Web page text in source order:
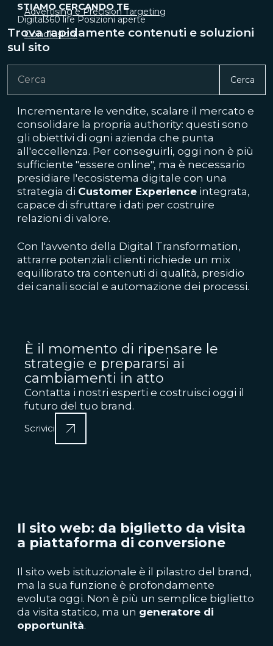
STIAMO CERCANDO TE
Digital360 life Posizioni aperte
Trova rapidamente contenuti e soluzioni
sul sito
Cerca
Advertising e Precision Targeting
Conclusioni
Incrementare le vendite, scalare il mercato e
consolidare la propria authority: questi sono
gli obiettivi di ogni azienda che punta
all'eccellenza. Per conseguirli, oggi non è più
sufficiente "essere online", ma è necessario
presidiare l'ecosistema digitale con una
strategia di Customer Experience integrata,
capace di sfruttare i dati per costruire
relazioni di valore.
Con l'avvento della Digital Transformation,
attrarre potenziali clienti richiede un mix
equilibrato tra contenuti di qualità, presidio
dei canali social e automazione dei processi.
È il momento di ripensare le
strategie e prepararsi ai
cambiamenti in atto
Contatta i nostri esperti e costruisci oggi il
futuro del tuo brand.
Scrivici
Il sito web: da biglietto da visita
a piattaforma di conversione
Il sito web istituzionale è il pilastro del brand,
ma la sua funzione è profondamente
evoluta oggi. Non è più un semplice biglietto
da visita statico, ma un generatore di
opportunità.